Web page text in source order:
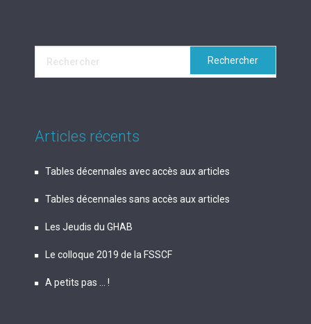
Articles récents
Tables décennales avec accès aux articles
Tables décennales sans accès aux articles
Les Jeudis du GHAB
Le colloque 2019 de la FSSCF
A petits pas … !